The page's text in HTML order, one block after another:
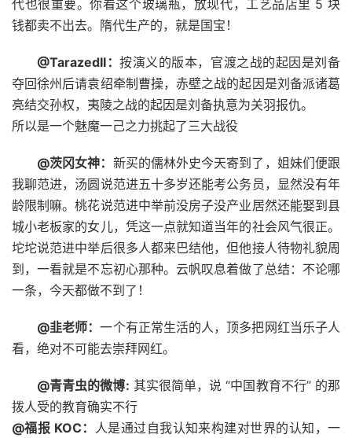
代也很重要。你看这个玻璃瓶，放现代，工艺品店里 5 块
钱都卖不出去。隋代生产的，就是国宝！ ​​​
@TarazedII：按演义的版本，官渡之战的起因是刘备
夺回徐州后请袁绍牵制曹操，赤壁之战的起因是刘备派诸葛
亮结交孙权，夷陵之战的起因是刘备执意为关羽报仇。
所以是一个魅魔一己之力挑起了三大战役
@茨冈女神： 新买的儒林外史今天寄到了，姐妹们便跟
我聊范进，汤圆说范进五十多岁还能考公务员，显然没有年
龄限制嘛。桃花说范进中举前没房子没产业居然还能娶到县
城小老板家的女儿，凭这一点就知道当年的社会风气很正。
坨坨说范进中举后很多人都来巴结他，但他接人待物礼貌周
到，一看就是不忘初心那种。云帆叹息着做了总结：不论哪
一条，今天都做不到了！
@韭老师：一个有正常生活的人，顶多把网红当乐子人
看，绝对不可能去崇拜网红。 ​​​
@青青虫的微博: 其实很简单，说 “中国教育不行” 的那
拨人受的教育确实不行
@福报 KOC： 人是通过自我认知来构建对世界的认知，一